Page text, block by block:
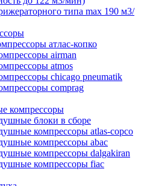
типа max 190 м3/
атлас-копко
airman
atmos
chicago pneumatik
comprag
компрессоры
блоки в сборе
компрессоры atlas-copco
компрессоры abac
компрессоры dalgakiran
компрессоры fiac